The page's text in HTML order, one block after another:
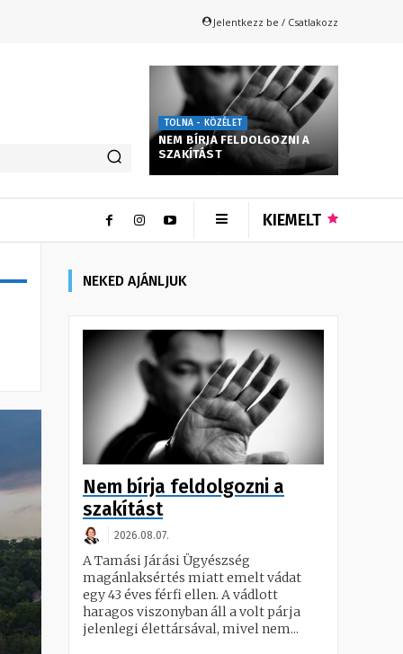
Jelentkezz be / Csatlakozz
TOLNA - KÖZÉLET
NEM BÍRJA FELDOLGOZNI A
SZAKÍTÁST
KIEMELT
NEKED AJÁNLJUK
Nem bírja feldolgozni a
szakítást
2026.08.07.
A Tamási Járási Ügyészség
magánlaksértés miatt emelt vádat
egy 43 éves férfi ellen. A vádlott
haragos viszonyban áll a volt párja
jelenlegi élettársával, mivel nem...